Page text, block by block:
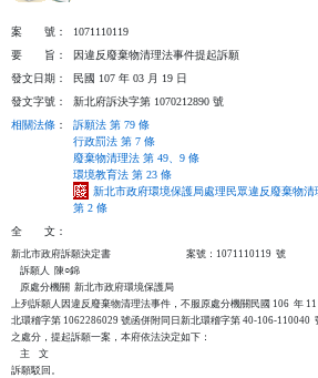
案 號：
1071110119
要
旨：
因違反廢棄物清理法事件提起訴願
發文日期：
民國 107 年 03 月 19 日
發文字號：
新北府訴決字第 1070212890 號
相關法條 ：
訴願法 第 79 條
行政罰法 第 7 條
廢棄物清理法 第 49、9 條
環境教育法 第 23 條
新北市政府環境保護局處理民眾違反廢棄物
第 2 條
全
文：
新北市政府訴願決定書                                  案號：1071110119  號
    訴願人  陳○錦
    原處分機關  新北市政府環境保護局
上列訴願人因違反廢棄物清理法事件，不服原處分機關民國 106  年
北環稽字第 1062286029 號函併附同日新北環稽字第 40-106-110040
之處分，提起訴願一案，本府依法決定如下：
    主    文
訴願駁回。